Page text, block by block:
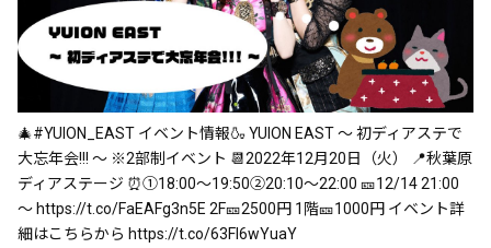
🎄#YUION_EAST イベント情報🍶 YUION EAST 〜 初ディアステで
大忘年会!!! 〜 ※2部制イベント 📆2022年12月20日（火） 📍秋葉原
ディアステージ ⏰①18:00～19:50②20:10～22:00 🎫12/14 21:00
〜 https://t.co/FaEAFg3n5E 2F🎫2500円 1階🎫1000円 イベント詳
細はこちらから https://t.co/63Fl6wYuaY